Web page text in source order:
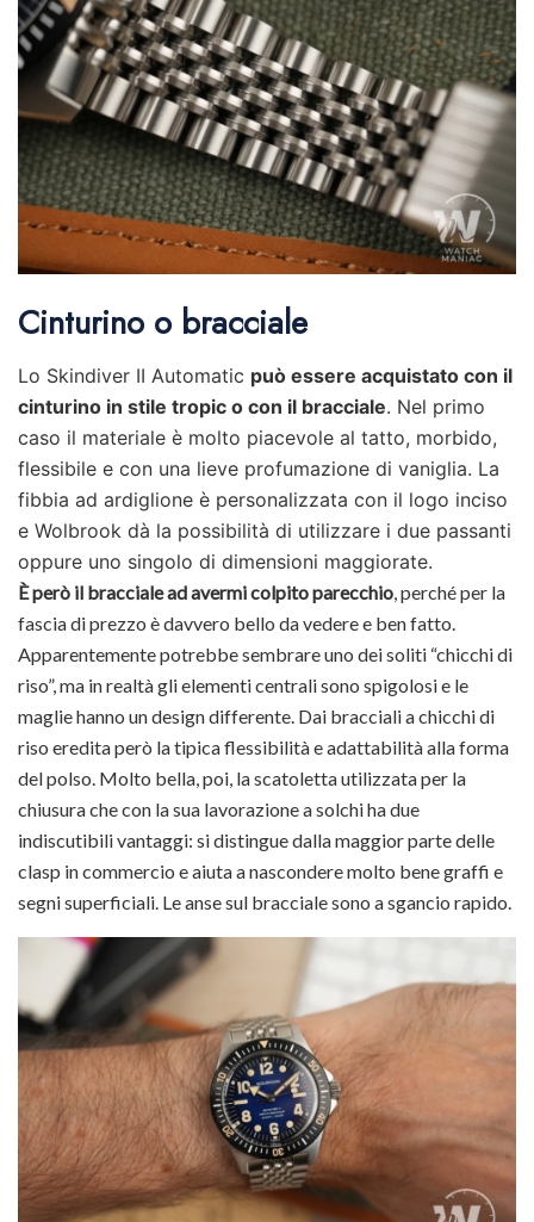
Cinturino o bracciale
Lo Skindiver II Automatic può essere acquistato con il
cinturino in stile tropic o con il bracciale. Nel primo
caso il materiale è molto piacevole al tatto, morbido,
flessibile e con una lieve profumazione di vaniglia. La
fibbia ad ardiglione è personalizzata con il logo inciso
e Wolbrook dà la possibilità di utilizzare i due passanti
oppure uno singolo di dimensioni maggiorate.
È però il bracciale ad avermi colpito parecchio, perché per la
fascia di prezzo è davvero bello da vedere e ben fatto.
Apparentemente potrebbe sembrare uno dei soliti “chicchi di
riso”, ma in realtà gli elementi centrali sono spigolosi e le
maglie hanno un design differente. Dai bracciali a chicchi di
riso eredita però la tipica flessibilità e adattabilità alla forma
del polso. Molto bella, poi, la scatoletta utilizzata per la
chiusura che con la sua lavorazione a solchi ha due
indiscutibili vantaggi: si distingue dalla maggior parte delle
clasp in commercio e aiuta a nascondere molto bene graffi e
segni superficiali. Le anse sul bracciale sono a sgancio rapido.